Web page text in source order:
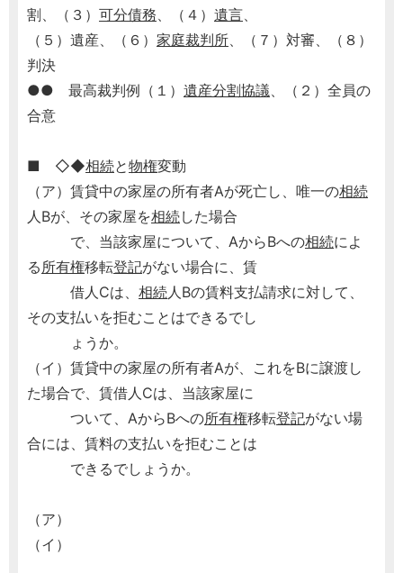
割、（３） 可分債務、（４） 遺言、
（５）遺産、（６） 家庭裁判所、（７）対審、（８）
判決
●● 最高裁判例（１） 遺産分割協議、（２）全員の
合意
■ ◇◆相続と物権変動
（ア）賃貸中の家屋の所有者Aが死亡し、唯一の相続
人Bが、その家屋を相続した場合
で、当該家屋について、AからBへの相続によ
る所有権移転登記がない場合に、賃
借人Cは、 相続人Bの賃料支払請求に対して、
その支払いを拒むことはできるでし
ょうか。
（イ）賃貸中の家屋の所有者Aが、これをBに譲渡し
た場合で、賃借人Cは、当該家屋に
ついて、AからBへの所有権移転登記がない場
合には、賃料の支払いを拒むことは
できるでしょうか。
（ア）
（イ）